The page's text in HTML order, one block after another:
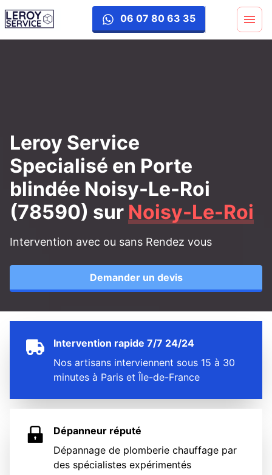
06 07 80 63 35
porte-blinde
Leroy Service
Specialisé en Porte
blindée Noisy-Le-Roi
(78590) sur Noisy-Le-Roi
Intervention avec ou sans Rendez vous
Demander un devis
Intervention rapide 7/7 24/24
Nos artisans interviennent sous 15 à 30
minutes à Paris et Île-de-France
Dépanneur réputé
Dépannage de plomberie chauffage par
des spécialistes expérimentés